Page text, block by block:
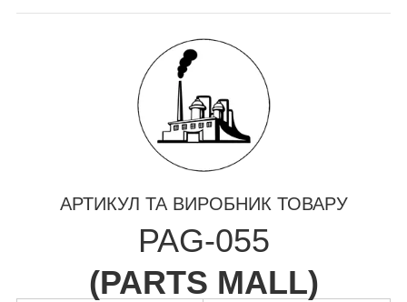
АРТИКУЛ ТА ВИРОБНИК ТОВАРУ
PAG-055
(PARTS MALL)